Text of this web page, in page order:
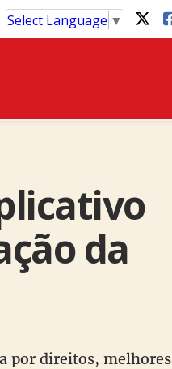
Select Language ▼
da
por direitos, melhores